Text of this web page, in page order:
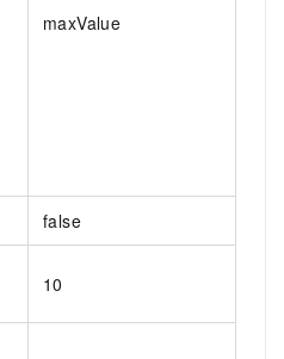
maxValue
false
10